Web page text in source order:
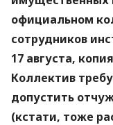
официальном
сотрудников
17 августа,
Коллектив
допустить
(кстати, тоже